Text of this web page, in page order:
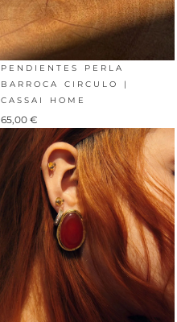
PENDIENTES PERLA
BARROCA CIRCULO |
CASSAI HOME
65,00 €